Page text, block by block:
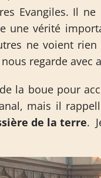
Evangiles. Il
une vérité
ne voient
regarde avec
la boue pour
mais il
de la terre.